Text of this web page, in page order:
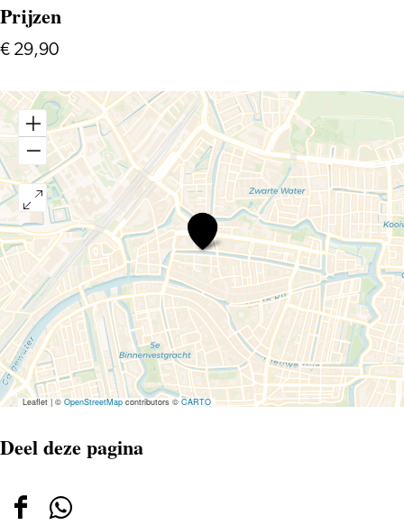
Prijzen
€ 29,90
Audrey
Horne
Leaflet| ©OpenStreetMapcontributors ©CARTO
Deel deze pagina
Deel Deel